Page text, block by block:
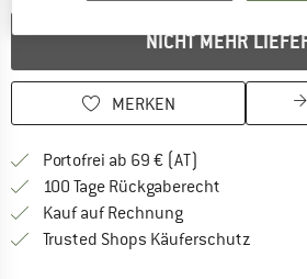
NICHT MEHR
MERKEN
Portofrei ab 69 € (AT)
100 Tage Rückgaberecht
Kauf auf RechnungFinde die
Trusted Shops Käuferschutz